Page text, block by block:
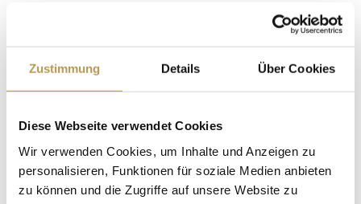
Zustimmung Details Über Cookies
Diese Webseite verwendet Cookies
Wir verwenden Cookies, um Inhalte und Anzeigen zu
personalisieren, Funktionen für soziale Medien anbieten
zu können und die Zugriffe auf unsere Website zu
PILSENSEE &
AMMERSEE